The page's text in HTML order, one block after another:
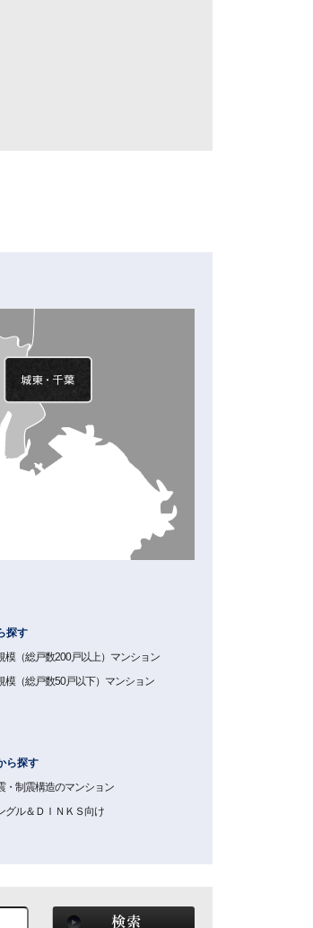
探す
模（総戸数200戸以上）マンション
模（総戸数50戸以下）マンション
ら探す
・制震構造のマンション
グル＆ＤＩＮＫＳ向け